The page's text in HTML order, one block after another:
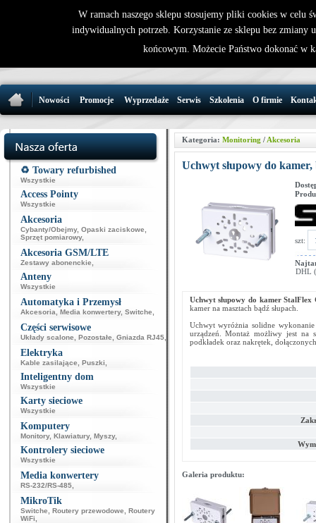
32 721 86
Nowości Promocje Wyprzedaże Serwis Szkolenia O firmie
♻️ Towary refurbished
Wszystkie
Access Pointy
Wszystkie
Akcesoria
Cybanty/Obejmy, Opaski zaciskowe
Sprzęt pomiarowy,
Akcesoria GSM/LTE
Zestawy abonenckie
Anteny
Wszystkie
Automatyka i Przemysł
Akcesoria Media konwertery, Switche
Części serwisowe
Układy scalone Pozostałe Gniazda RJ45
Elektryka
Kable zasilające Puszki
Inteligentny dom
Wszystkie
Karty sieciowe
Wszystkie
Komputery
Monitory, Klawiatury, Myszy,
Kontrolery sieciowe
Wszystkie
Media konwertery
RS-232/RS-485
MikroTik
Switche Routery przewodowe
Routery
WiFi
Kategoria: Monitoring / Akcesoria
Uchwyt słupowy do kamer,
szt:
DHL
Uchwyt słupowy do kamer StalFlex
kamer na masztach bądź słupach.
Uchwyt wyróżnia solidne
urządzeń. Montaż możliwy jest na
podkładek oraz nakrętek,
Galeria produktu:
W ramach naszego sklepu stosujemy pliki cookies w celu
indywidualnych potrzeb. Korzystanie ze sklepu bez zmiany
końcowym. Możecie Państwo dokonać w